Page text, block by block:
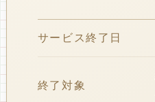
サービス終了日
終了対象